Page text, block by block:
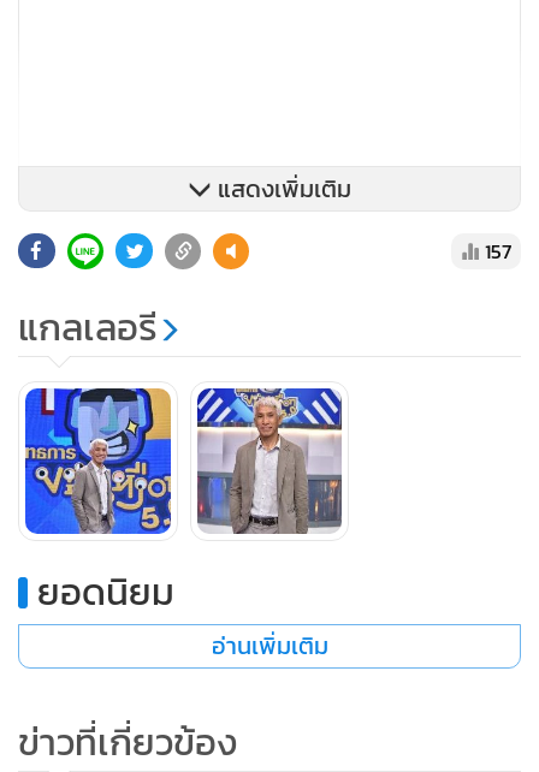
สามารถติดตามความสนุกได้ในรายการ “ยุทธการขยับเหงือก
หมายเลข 31
แสดงเพิ่มเติม
157
แกลเลอรี
ยอดนิยม
อ่านเพิ่มเติม
ข่าวที่เกี่ยวข้อง